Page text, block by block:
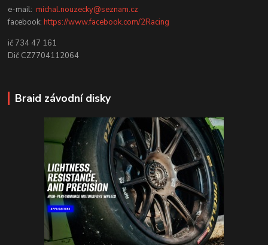
e-mail:michal.nouzecky@seznam.cz
facebook:https://www.facebook.com/2Racing
ič 734 47 161
Dič CZ7704112064
Braid závodní disky